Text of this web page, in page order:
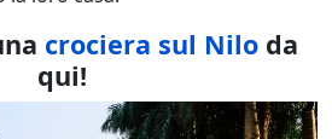
crociera sul Niloda
qui!